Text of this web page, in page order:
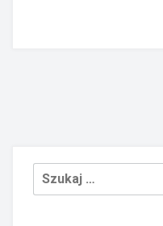
Szukaj: